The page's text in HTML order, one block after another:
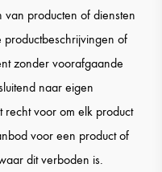
producten of diensten
of
zonder voorafgaande
naar eigen
voor om elk product
voor een product of
dit verboden is.